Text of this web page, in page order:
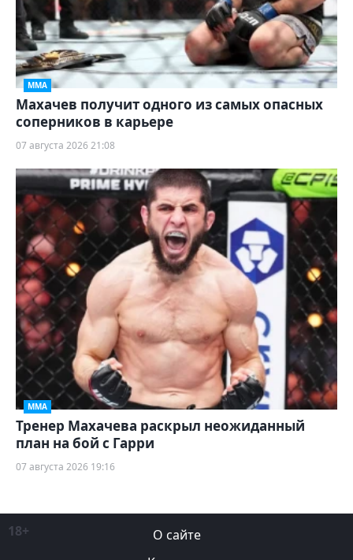
ММА
Махачев получит одного из самых опасных
соперников в карьере
07 августа 2026 21:08
ММА
Тренер Махачева раскрыл неожиданный
план на бой с Гарри
07 августа 2026 19:16
18+
О сайте